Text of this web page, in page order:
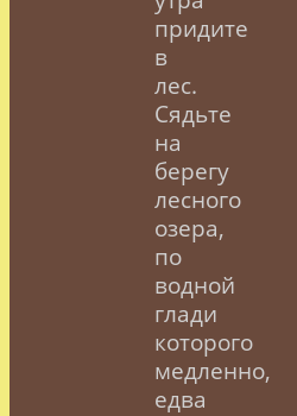
придите
в
лес.
Сядьте
на
берегу
лесного
озера,
по
водной
глади
которого
медленно,
едва